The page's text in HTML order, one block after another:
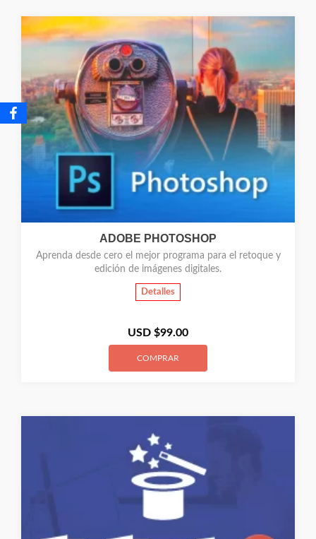
ADOBE PHOTOSHOP
Aprenda desde cero el mejor programa para el retoque y
edición de imágenes digitales.
Detalles
USD $99.00
COMPRAR